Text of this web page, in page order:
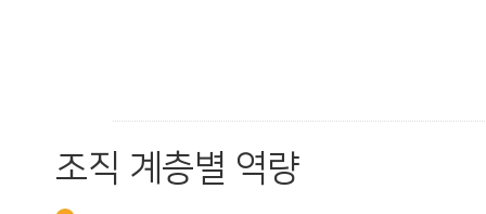
조직 계층별 역량